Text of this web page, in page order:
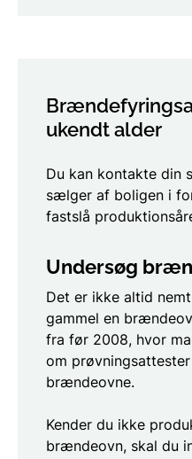
ukendt alder
Du kan kontakte din
sælger af boligen i
fastslå
Undersøg
Det er ikke altid
gammel en
fra før 2008, hvor
om
brændeovne.
Kender du ikke
brændeovn, skal du